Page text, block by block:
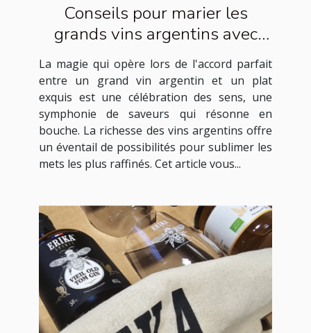
Conseils pour marier les
grands vins argentins avec
des plats exquis
La magie qui opère lors de l'accord parfait
entre un grand vin argentin et un plat
exquis est une célébration des sens, une
symphonie de saveurs qui résonne en
bouche. La richesse des vins argentins offre
un éventail de possibilités pour sublimer les
mets les plus raffinés. Cet article vous...